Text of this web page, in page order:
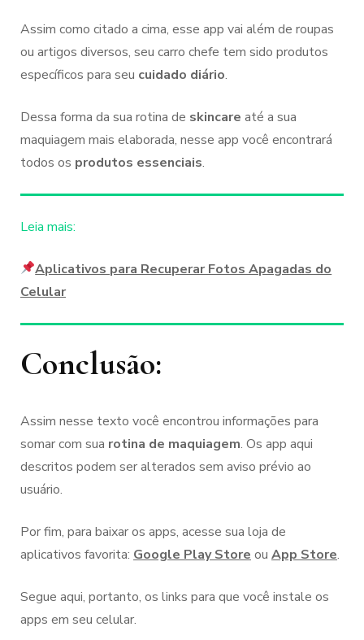
Assim como citado a cima, esse app vai além de roupas
ou artigos diversos, seu carro chefe tem sido produtos
específicos para seu cuidado diário.
Dessa forma da sua rotina de skincare até a sua
maquiagem mais elaborada, nesse app você encontrará
todos os produtos essenciais.
Leia mais:
Aplicativos para Recuperar Fotos Apagadas do
Celular
Conclusão:
Assim nesse texto você encontrou informações para
somar com sua rotina de maquiagem. Os app aqui
descritos podem ser alterados sem aviso prévio ao
usuário.
Por fim, para baixar os apps, acesse sua loja de
aplicativos favorita: Google Play Store ou App Store.
Segue aqui, portanto, os links para que você instale os
apps em seu celular.